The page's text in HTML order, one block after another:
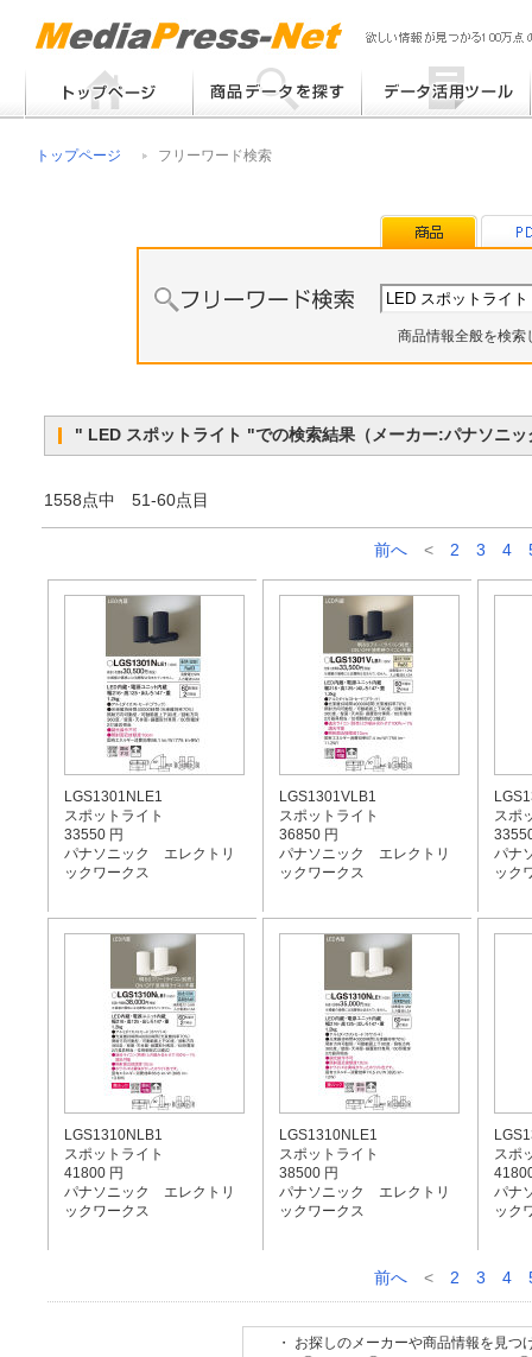
メーカー別検索
トップページ フリーワード検索
商品情報全般を検索
" LED スポットライト "での検索結果（メーカー:パナソ
1558点中 51-60点目
前へ < 2 3 4
LGS1301NLE1
スポットライト
33550 円
パナソニック エレクトリ
ックワークス
LGS1301VLB1
スポットライト
36850 円
パナソニック エレクトリ
ックワークス
スポ
パナ
ック
LGS1310NLB1
スポットライト
41800 円
パナソニック エレクトリ
ックワークス
LGS1310NLE1
スポットライト
38500 円
パナソニック エレクトリ
ックワークス
スポ
パナ
ック
前へ < 2 3 4
・ お探しのメーカーや商品情報を見つ